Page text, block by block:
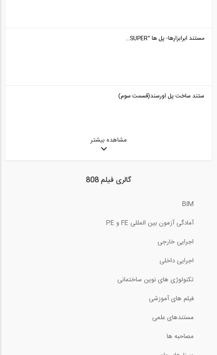
مستند ابرابزارها- پل ها "SUPER...
ستند ساخت پل اورسند(قسمت سوم)
مشاهده بیشتر
گالری فیلم 808
BIM
آمادگی آزمون بین المللی FE و PE
اجرایی خارجی
اجرایی داخلی
تکنولوژی های نوین ساختمانی
فیلم های آموزشی
مستندهای علمی
مصاحبه ها